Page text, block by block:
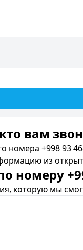
вам
номера +998 93
из
номеру
которую мы